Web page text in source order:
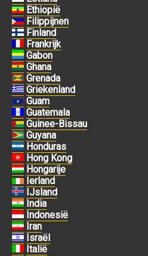
Ethiopië
Filippijnen
Finland
Frankrijk
Gabon
Ghana
Grenada
Griekenland
Guam
Guatemala
Guinee-Bissau
Guyana
Honduras
Hong Kong
Hongarije
Ierland
IJsland
India
Indonesië
Iran
Israël
Italië